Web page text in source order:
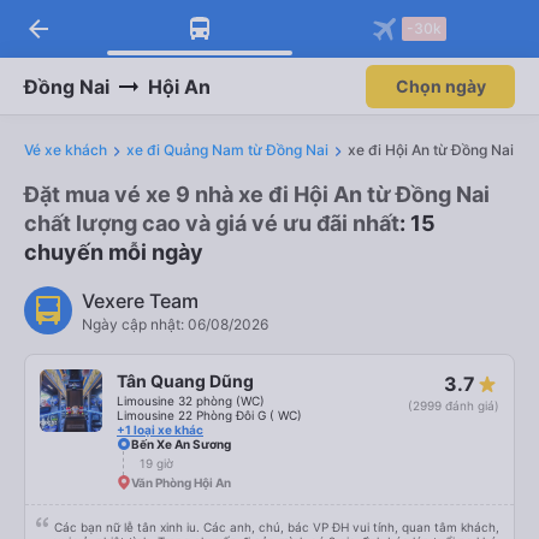
arrow_back -30k
Đồng Nai Hội An Chọn ngày
Vé xe khách xe đi Quảng Nam từ Đồng Nai xe đi Hội An từ Đồng Nai
Đặt mua vé xe 9 nhà xe đi Hội An từ Đồng Nai
chất lượng cao và giá vé ưu đãi nhất: 15
chuyến mỗi ngày
Vexere Team
Ngày cập nhật: 06/08/2026
Tân Quang Dũng
Limousine 32 phòng (WC)
Limousine 22 Phòng Đôi G ( WC)
+1 loại xe khác
3.7
(2999 đánh giá)
Bến Xe An Sương
19 giờ
Văn Phòng Hội An
Các bạn nữ lễ tân xinh iu. Các anh, chú, bác VP ĐH vui tính, quan tâm khách,